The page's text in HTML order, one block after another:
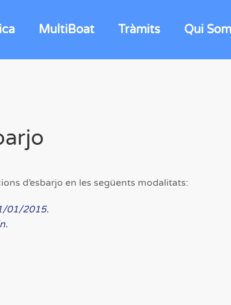
MultiBoat Tràmits Qui
d’esbarjo en les següents modalitats:
01/2015.